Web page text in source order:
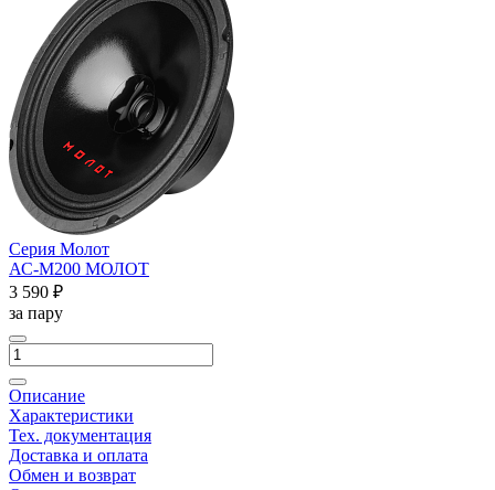
Серия Молот
АС-М200 МОЛОТ
3 590 ₽
за пару
Описание
Характеристики
Тех. документация
Доставка и оплата
Обмен и возврат